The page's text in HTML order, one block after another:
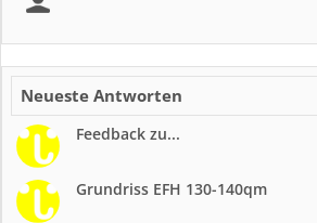
Neueste Antworten
Feedback zu...
Grundriss EFH 130-140qm